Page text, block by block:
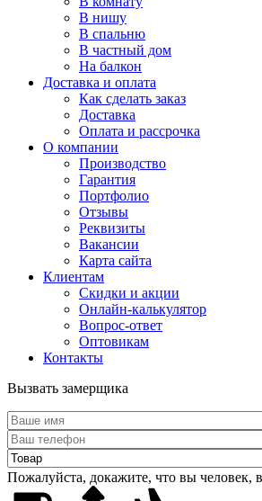
В нишу
В спальню
В частный дом
На балкон
Доставка и оплата
Как сделать заказ
Доставка
Оплата и рассрочка
О компании
Производство
Гарантия
Портфолио
Отзывы
Реквизиты
Вакансии
Карта сайта
Клиентам
Скидки и акции
Онлайн-калькулятор
Вопрос-ответ
Оптовикам
Контакты
Вызвать замерщика
Пожалуйста, докажите, что вы человек,